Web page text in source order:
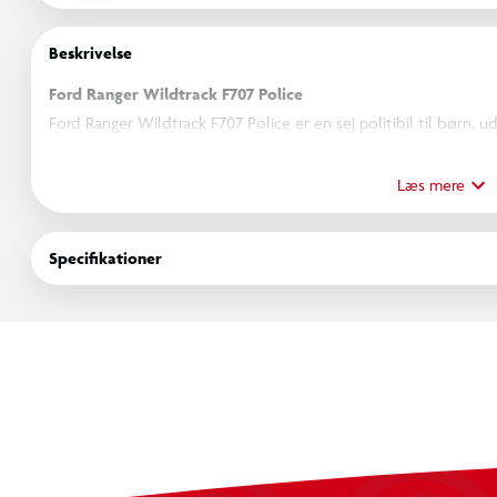
Beskrivelse
Ford Ranger Wildtrack F707 Police
Ford Ranger Wildtrack F707 Police er en sej politibil til børn,
medfølgende fjernbetjening kan en voksen nemt overtage
Specifikationer:
Anbefalet alder: +3 år
Læs mere
Specifikationer